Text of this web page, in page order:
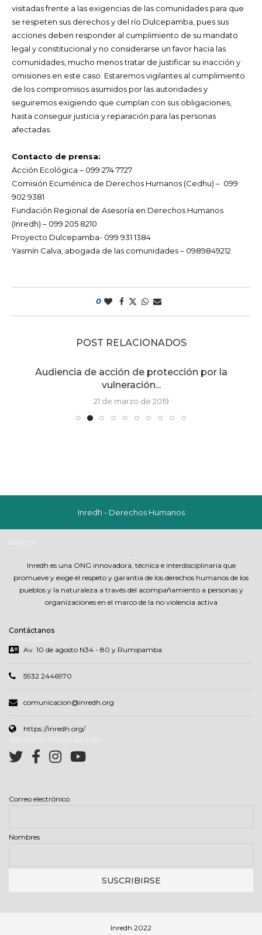
visitadas frente a las exigencias de las comunidades para que
se respeten sus derechos y del río Dulcepamba, pues sus
acciones deben responder al cumplimiento de su mandato
legal y constitucional y no considerarse un favor hacia las
comunidades, mucho menos tratar de justificar su inacción y
omisiones en este caso. Estaremos vigilantes al cumplimiento
de los compromisos asumidos por las autoridades y
seguiremos exigiendo que cumplan con sus obligaciones,
hasta conseguir justicia y reparación para las personas
afectadas.
Contacto de prensa:
Acción Ecológica – 099 274 7727
Comisión Ecuménica de Derechos Humanos (Cedhu) – 099
902 9381
Fundación Regional de Asesoría en Derechos Humanos
(Inredh) – 099 205 8210
Proyecto Dulcepamba- 099 931 1384
Yasmín Calva, abogada de las comunidades – 0989849212
0
POST RELACIONADOS
Audiencia de acción de protección por la
vulneración...
21 de marzo de 2019
Inredh - Derechos Humanos
Inredh es una ONG innovadora, técnica e interdisciplinaria que
promueve y exige el respeto y garantia de los derechos humanos de los
pueblos y la naturaleza a través del acompañamiento a personas y
organizaciones en el marco de la no violencia activa
Contáctanos
Av. 10 de agosto N34 - 80 y Rumipamba
5932 2446970
comunicacion@inredh.org
https://inredh.org/
Correo electrónico
Nombres
Inredh 2022